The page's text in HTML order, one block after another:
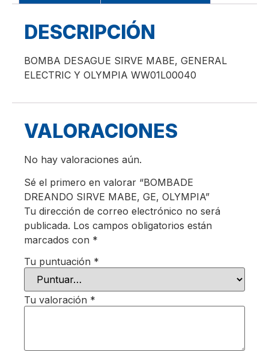
DESCRIPCIÓN
BOMBA DESAGUE SIRVE MABE, GENERAL
ELECTRIC Y OLYMPIA WW01L00040
VALORACIONES
No hay valoraciones aún.
Sé el primero en valorar “BOMBADE
DREANDO SIRVE MABE, GE, OLYMPIA”
Tu dirección de correo electrónico no será
publicada. Los campos obligatorios están
marcados con *
Tu puntuación *
Tu valoración *